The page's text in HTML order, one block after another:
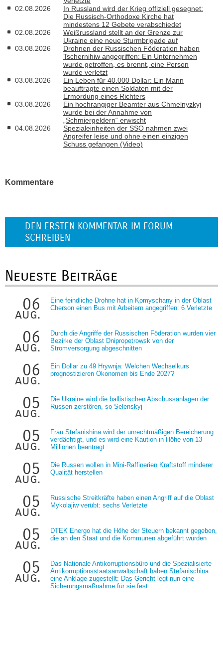
02.08.2026
In Russland wird der Krieg offiziell gesegnet:
Die Russisch-Orthodoxe Kirche hat
mindestens 12 Gebete verabschiedet
02.08.2026
Weißrussland stellt an der Grenze zur
Ukraine eine neue Sturmbrigade auf
03.08.2026
Drohnen der Russischen Föderation haben
Tschernihiw angegriffen: Ein Unternehmen
wurde getroffen, es brennt, eine Person
wurde verletzt
03.08.2026
Ein Leben für 40.000 Dollar: Ein Mann
beauftragte einen Soldaten mit der
Ermordung eines Richters
03.08.2026
Ein hochrangiger Beamter aus Chmelnyzkyj
wurde bei der Annahme von
„Schmiergeldern“ erwischt
04.08.2026
Spezialeinheiten der SSO nahmen zwei
Angreifer leise und ohne einen einzigen
Schuss gefangen (Video)
Kommentare
DEN ERSTEN KOMMENTAR IM FORUM
SCHREIBEN
Neueste Beiträge
06
aug.
Eine feindliche Drohne hat in Komyschany in der Oblast
Cherson einen Bus mit Arbeitern angegriffen: 6 Verletzte
06
aug.
Durch die Angriffe der Russischen Föderation wurden vier
Bezirke der Oblast Dnipropetrowsk von der
Stromversorgung abgeschnitten
06
aug.
Ein Dollar zu 49 Hrywnja: Welchen Wechselkurs
prognostizieren Ökonomen bis Ende 2027?
05
aug.
Die Ukraine wird die ballistischen Abschussanlagen der
Russen zerstören, so Selenskyj
05
aug.
Frau Stefanishina wird der unrechtmäßigen Bereicherung
verdächtigt, und es wird eine Kaution in Höhe von 13
Millionen beantragt
05
aug.
Die Russen wollen in Mini-Raffinerien Kraftstoff minderer
Qualität herstellen
05
aug.
Russische Streitkräfte haben einen Angriff auf die Oblast
Mykolajiw verübt: sechs Verletzte
05
aug.
DTEK Energo hat die Höhe der Steuern bekannt gegeben,
die an den Staat und die Kommunen abgeführt wurden
05
aug.
Das Nationale Antikorruptionsbüro und die Spezialisierte
Antikorruptionsstaatsanwaltschaft haben Stefanischina
eine Anklage zugestellt: Das Gericht legt nun eine
Sicherungsmaßnahme für sie fest